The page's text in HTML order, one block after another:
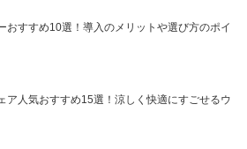
おすすめ10選！導入のメリットや選び方のポイ
ア人気おすすめ15選！涼しく快適にすごせるウ